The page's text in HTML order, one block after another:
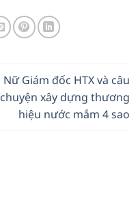
Nữ Giám đốc HTX và câu
chuyện xây dựng thương
hiệu nước mắm 4 sao